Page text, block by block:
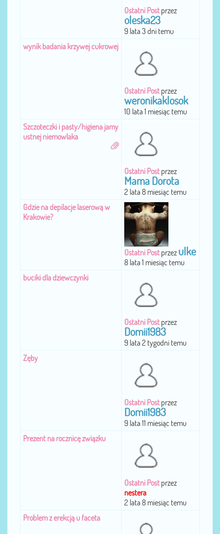
Ostatni Post przez
oleska23
9 lata 3 dni temu
wynik badania krzywej cukrowej
Ostatni Post przez
weronikaklosok
10 lata 1 miesiąc temu
Szczoteczki i pasty/higiena jamy
ustnej niemowlaka
Ostatni Post przez
Mama Dorota
2 lata 8 miesiąc temu
Gdzie na depilacje laserową w
Krakowie?
Ostatni Post przez ulke
8 lata 1 miesiąc temu
buciki dla dziewczynki
Ostatni Post przez
Domii1983
9 lata 2 tygodni temu
Zęby
Ostatni Post przez
Domii1983
9 lata 11 miesiąc temu
Prezent na rocznicę związku
Ostatni Post przez
nestera
2 lata 8 miesiąc temu
Problem z erekcją u faceta